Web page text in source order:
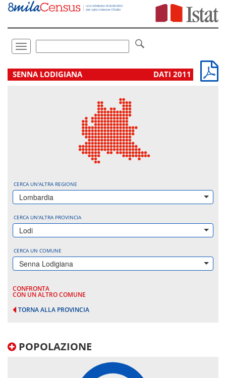
Vai
direttamente
Toggle
navigation
.
SENNA LODIGIANA DATI 2011
CERCA UN'ALTRA REGIONE
Lombardia
CERCA UN'ALTRA PROVINCIA
Lodi
CERCA UN COMUNE
Senna Lodigiana
CONFRONTA
CON UN ALTRO COMUNE
TORNA ALLA PROVINCIA
POPOLAZIONE